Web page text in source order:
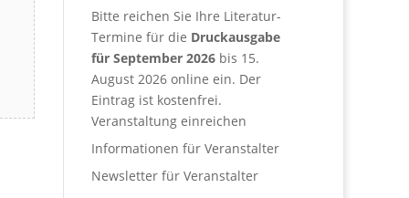
Bitte reichen Sie Ihre Literatur-
Termine für die Druckausgabe
für September 2026 bis 15.
August 2026 online ein. Der
Eintrag ist kostenfrei.
Veranstaltung einreichen
Informationen für Veranstalter
Newsletter für Veranstalter